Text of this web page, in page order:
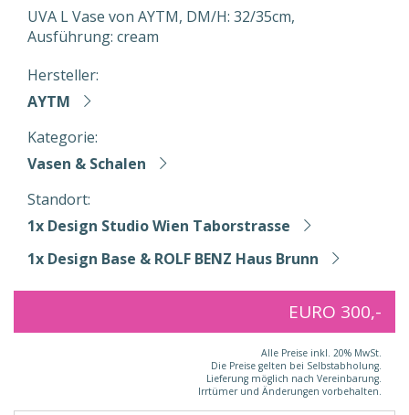
UVA L Vase von AYTM, DM/H: 32/35cm,
Ausführung: cream
Hersteller:
AYTM
Kategorie:
Vasen & Schalen
Standort:
1x Design Studio Wien Taborstrasse
1x Design Base & ROLF BENZ Haus Brunn
EURO 300,-
Alle Preise inkl. 20% MwSt.
Die Preise gelten bei Selbstabholung.
Lieferung möglich nach Vereinbarung.
Irrtümer und Änderungen vorbehalten.